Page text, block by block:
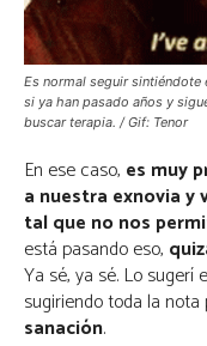
Es normal seguir sintiéndote
si ya han pasado años y
buscar terapia. / Gif: Tenor
En ese caso, es muy
a nuestra exnovia y
tal que no nos
está pasando eso,
Ya sé, ya sé. Lo
sugiriendo toda la nota
sanación.